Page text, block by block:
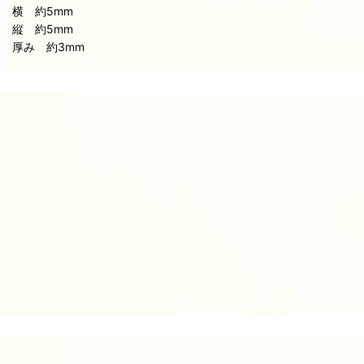
横 約5mm
縦 約5mm
厚み 約3mm